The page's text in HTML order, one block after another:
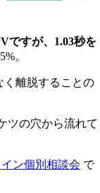
ですが、1.03秒を
。
く離脱することの
ツの穴から流れて
ン個別相談会 で